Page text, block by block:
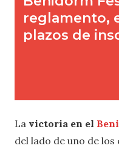
La victoria en el
del lado de uno de